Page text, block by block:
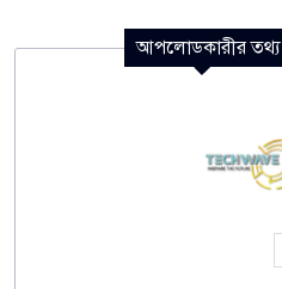
আপলোডকারীর তথ্য